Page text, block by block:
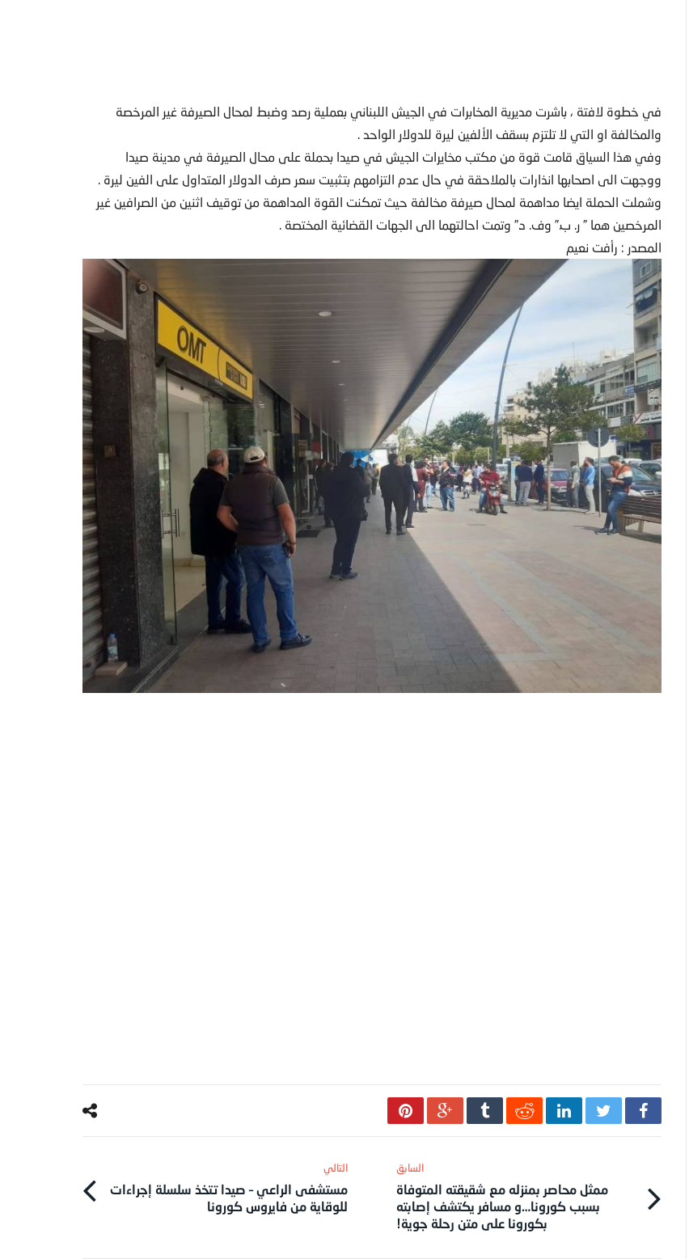
في خطوة لافتة ، باشرت مديرية المخابرات في الجيش اللبناني بعملية رصد وضبط لمحال الصيرفة غير المرخصة
والمخالفة او التي لا تلتزم بسقف الألفين ليرة للدولار الواحد .
وفي هذا السياق قامت قوة من مكتب مخايرات الجيش في صيدا بحملة على محال الصيرفة في مدينة صيدا
ووجهت الى اصحابها انذارات بالملاحقة في حال عدم التزامهم بتثبيت سعر صرف الدولار المتداول على الفين ليرة .
وشملت الحملة ايضا مداهمة لمحال صيرفة مخالفة حيث تمكنت القوة المداهمة من توقيف اثنين من الصرافين غير
المرخصين هما ” ر. ب.” وف. د.” وتمت احالتهما الى الجهات القضائية المختصة .
المصدر : رأفت نعيم
ممثل محاصر بمنزله مع شقيقته المتوفاة
بسبب كورونا…و مسافر يكتشف إصابته
بكورونا على متن رحلة جوية!
مستشفى الراعي – صيدا تتخذ سلسلة إجراءات
للوقاية من فايروس كورونا